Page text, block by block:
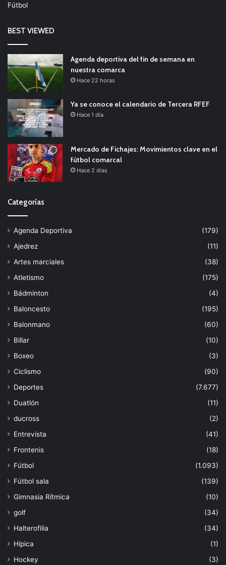
Fútbol
BEST VIEWED
Agenda deportiva del fin de semana en
nuestra comarca
Hace 22 horas
Ya se conoce el calendario de Tercera RFEF
Hace 1 día
Mercado de Fichajes: Movimientos clave en el
fútbol comarcal
Hace 2 días
Categorías
Agenda Deportiva
(179)
Ajedrez
(11)
Artes marciales
(38)
Atletismo
(175)
Bádminton
(4)
Baloncesto
(195)
Balonmano
(60)
Billar
(10)
Boxeo
(3)
Ciclismo
(90)
Deportes
(7.677)
Duatlón
(11)
ducross
(2)
Entrevista
(41)
Frontenis
(18)
Fútbol
(1.093)
Fútbol sala
(139)
Gimnasia Rítmica
(10)
golf
(34)
Halterofilia
(34)
Hípica
(1)
Hockey
(3)